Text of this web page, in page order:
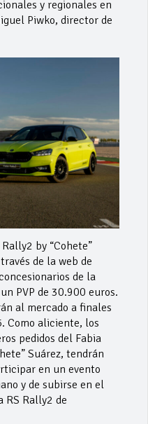
y regionales en
Piwko, director de
by “Cohete”
de la web de
de la
PVP de 30.900 euros.
al mercado a finales
Como aliciente, los
pedidos del Fabia
Suárez, tendrán
en un evento
y de subirse en el
RS Rally2 de